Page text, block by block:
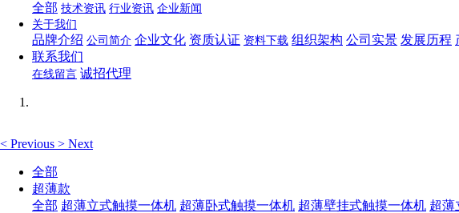
全部 技术资讯 行业资讯 企业新闻
关于我们
品牌介绍 公司简介 企业文化 资质认证 资料下载 组织架构 公司实景 发展历程
联系我们
在线留言 诚招代理
< Previous > Next
全部
超薄款
全部 超薄立式触摸一体机 超薄卧式触摸一体机 超薄壁挂式触摸一体机 超薄